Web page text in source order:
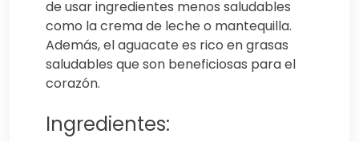
de usar ingredientes menos saludables
como la crema de leche o mantequilla.
Además, el aguacate es rico en grasas
saludables que son beneficiosas para el
corazón.
Ingredientes: